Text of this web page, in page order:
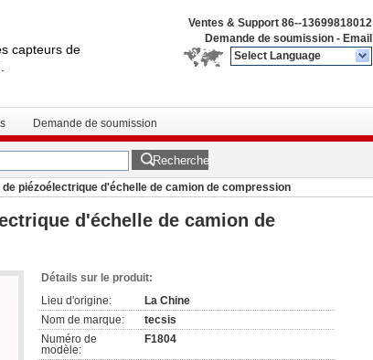
capteurs de
Ventes & Support 86--13699818012
Demande de soumission - Email
Select Language
Demande de soumission
Rechercher
piézoélectrique d'échelle de camion de compression
d'échelle de camion de
Détails sur le produit:
Lieu d'origine:
La Chine
Nom de marque:
tecsis
Numéro de
modèle:
F1804